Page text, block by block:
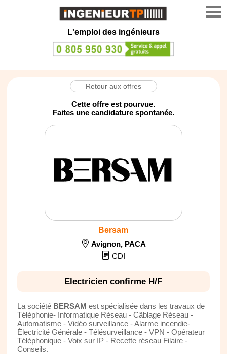
L'emploi des ingénieurs
Retour aux offres
Cette offre est pourvue.
Faites une candidature spontanée.
Bersam
Avignon, PACA
CDI
Electricien confirme H/F
La société BERSAM est spécialisée dans les travaux de
Téléphonie- Informatique Réseau - Câblage Réseau -
Automatisme - Vidéo surveillance - Alarme incendie-
Électricité Générale - Télésurveillance - VPN - Opérateur
Téléphonique - Voix sur IP - Recette réseau Filaire -
Conseils.